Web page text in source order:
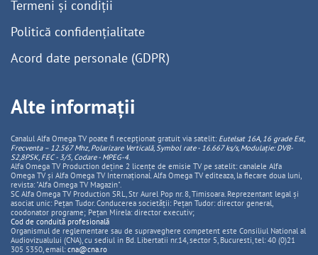
Termeni și condiții
Politică confidențialitate
Acord date personale (GDPR)
Alte informații
Canalul Alfa Omega TV poate fi recepționat gratuit via satelit: Eutelsat 16A, 16 grade Est,
Frecventa – 12.567 Mhz, PolarizareVerticală, Symbol rate - 16.667 ks/s, Modulație: DVB-
S2,8PSK, FEC - 3/5, Codare - MPEG-4.
Alfa Omega TV Production deține 2 licențe de emisie TV pe satelit: canalele Alfa
Omega TV și Alfa Omega TV Internațional. Alfa Omega TV editeaza, la fiecare doua luni,
revista: "Alfa Omega TV Magazin".
SC Alfa Omega TV Production SRL, Str Aurel Pop nr. 8, Timisoara. Reprezentant legal și
asociat unic: Pețan Tudor. Conducerea societății: Pețan Tudor: director general,
coodonator programe; Pețan Mirela: director executiv;
Cod de conduită profesională
Organismul de reglementare sau de supraveghere competent este Consiliul National al
Audiovizualului (CNA), cu sediul in Bd. Libertatii nr.14, sector 5, Bucuresti, tel: 40 (0)21
305 5350, email: cna@cna.ro